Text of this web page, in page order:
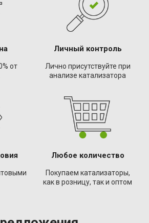
от
Личный контроль
Лично присутствуйте при
анализе катализатора
Любое количество
Покупаем катализаторы,
как в розницу, так и оптом